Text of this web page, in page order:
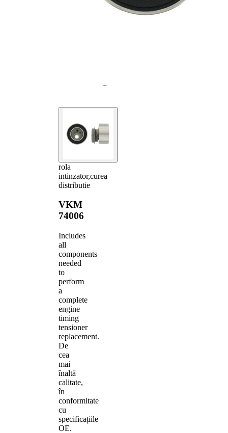
rola
intinzator,curea
distributie
VKM
74006
Includes
all
components
needed
to
perform
a
complete
engine
timing
tensioner
replacement.
De
cea
mai
înaltă
calitate,
în
conformitate
cu
specificațiile
OE.